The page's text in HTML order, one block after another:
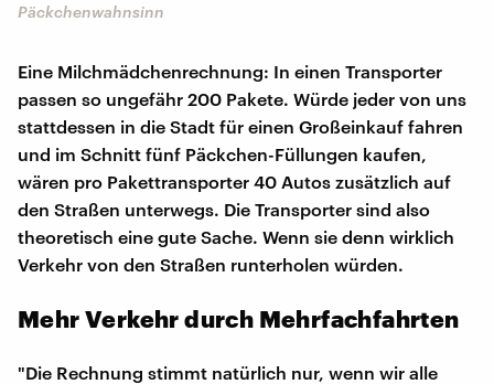
Päckchenwahnsinn
Eine Milchmädchenrechnung: In einen Transporter
passen so ungefähr 200 Pakete. Würde jeder von uns
stattdessen in die Stadt für einen Großeinkauf fahren
und im Schnitt fünf Päckchen-Füllungen kaufen,
wären pro Pakettransporter 40 Autos zusätzlich auf
den Straßen unterwegs. Die Transporter sind also
theoretisch eine gute Sache. Wenn sie denn wirklich
Verkehr von den Straßen runterholen würden.
Mehr Verkehr durch Mehrfachfahrten
"Die Rechnung stimmt natürlich nur, wenn wir alle